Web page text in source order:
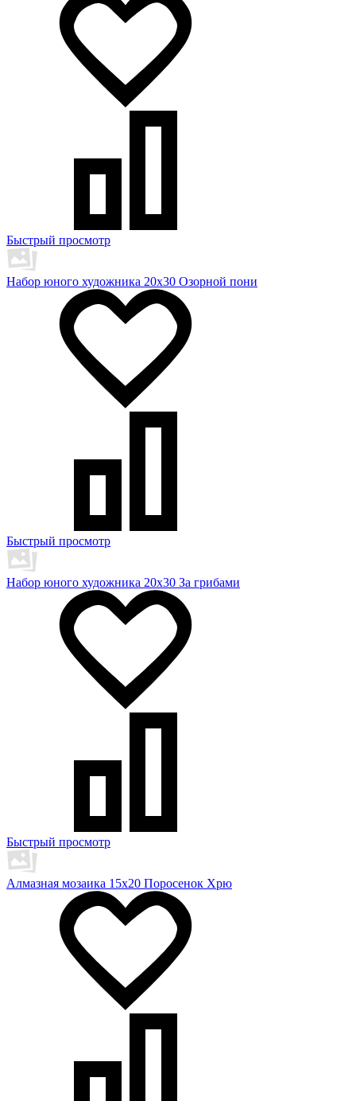
Быстрый просмотр
Набор юного художника 20х30 Озорной пони
Быстрый просмотр
Набор юного художника 20х30 За грибами
Быстрый просмотр
Алмазная мозаика 15х20 Поросенок Хрю